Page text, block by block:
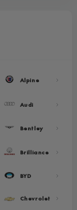
Alpine
Audi
Bentley
Brilliance
BYD
Chevrolet